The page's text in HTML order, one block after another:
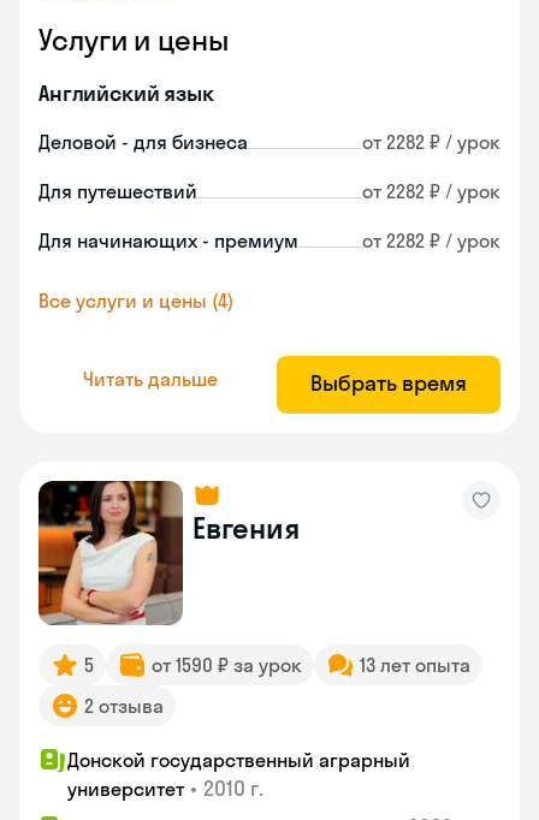
Услуги и цены
Английский язык
Деловой - для бизнеса от 2282 ₽ / урок
Для путешествий от 2282 ₽ / урок
Для начинающих - премиум от 2282 ₽ / урок
Все услуги и цены (4)
Читать дальше Выбрать время
Евгения
5 от 1590 ₽ за урок
13 лет опыта
2 отзыва
Донской государственный аграрный
университет • 2010 г.